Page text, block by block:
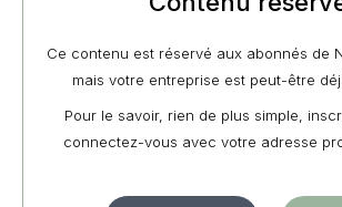
Ce contenu est réservé aux abonnés de
mais votre entreprise est peut-être
Pour le savoir, rien de plus simple,
connectez-vous avec votre adresse